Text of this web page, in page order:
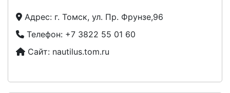
Адрес: г. Томск, ул. Пр. Фрунзе,96
Телефон: +7 3822 55 01 60
Сайт: nautilus.tom.ru